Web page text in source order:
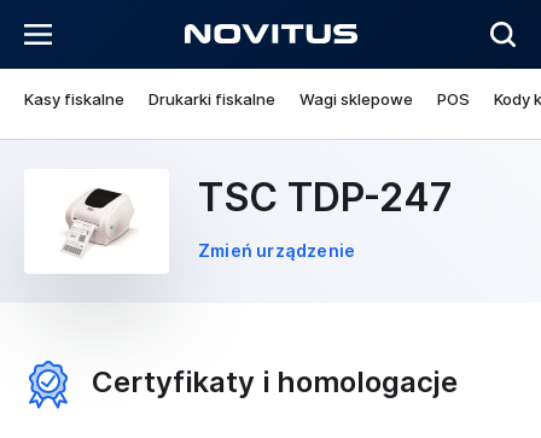
Kasy fiskalne Drukarki fiskalne Wagi sklepowe POS Kody
TSC TDP-247
Zmień urządzenie
Certyfikaty i homologacje